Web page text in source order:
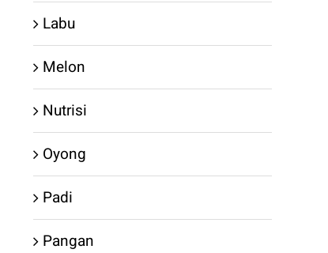
Labu
Melon
Nutrisi
Oyong
Padi
Pangan